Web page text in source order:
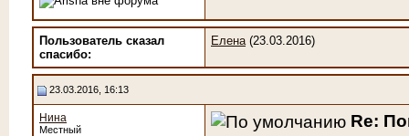
Пользователь сказал
cпасибо:
Елена(23.03.2016)
23.03.2016, 16:13
Нина
Местный
Re: